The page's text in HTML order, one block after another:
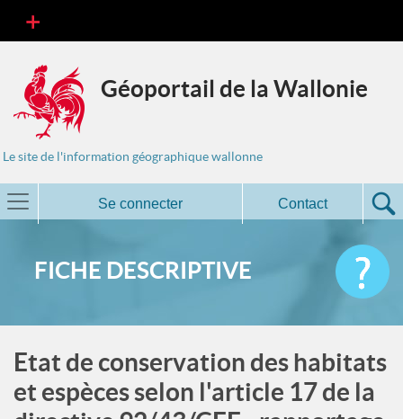
Géoportail de la Wallonie
Le site de l'information géographique wallonne
Se connecter Contact
FICHE DESCRIPTIVE
Etat de conservation des habitats
et espèces selon l'article 17 de la